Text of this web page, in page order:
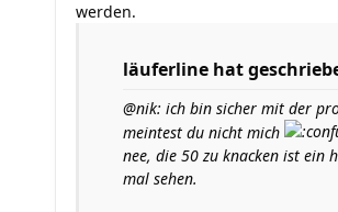
werden.
läuferline hat
@nik: ich bin sicher mit der
meintest du nicht mich
nee, die 50 zu knacken ist ein
mal sehen.